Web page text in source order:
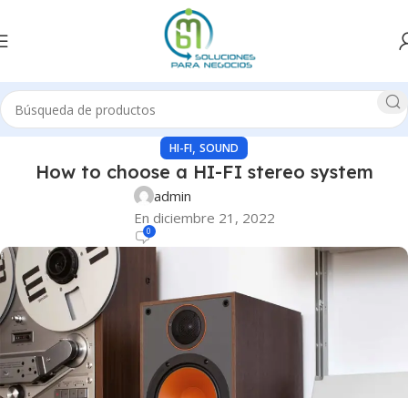
HI-FI, SOUND
How to choose a HI-FI stereo system
admin
En diciembre 21, 2022
0